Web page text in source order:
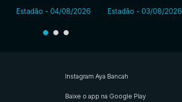
Estadão - 04/08/2026 Estadão - 03/08/2026
Instagram Aya Bancah
Baixe o app na Google Play